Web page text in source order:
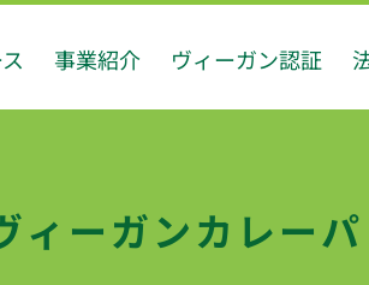
事業紹介 ヴィーガン認証
ィーガンカレー